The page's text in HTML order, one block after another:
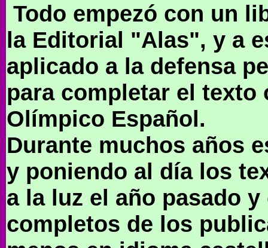
Todo empezó con un
la Editorial "Alas", y a
aplicado a la defensa
para completar el
Olímpico Español.
Durante muchos años
y poniendo al día los
a la luz el año pasado
completos de los